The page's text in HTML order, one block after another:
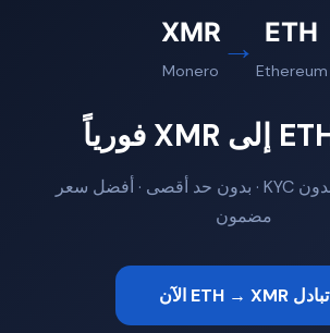
ETH
Ethereum
→
XMR
Monero
بدون حساب · بدون KYC · بدون حد أقصى · أفضل سعر
مضمون
تبادل ETH → XMR الآن